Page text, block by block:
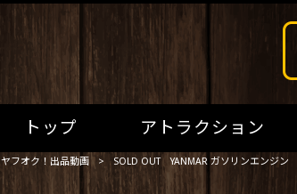
トップ アトラクション
ヤフオク！出品動画 > SOLD OUT YANMAR ガソリンエンジン